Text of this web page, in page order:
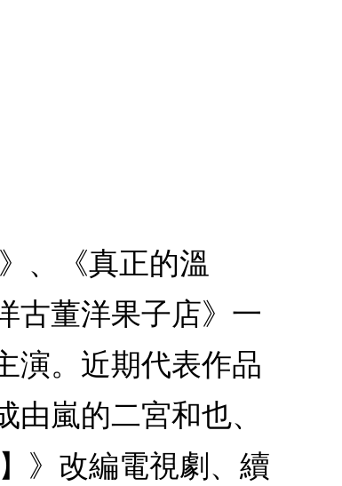
、《真正的溫
古董洋果子店》一
演。近期代表作品
嵐的二宮和也、
》改編電視劇、續